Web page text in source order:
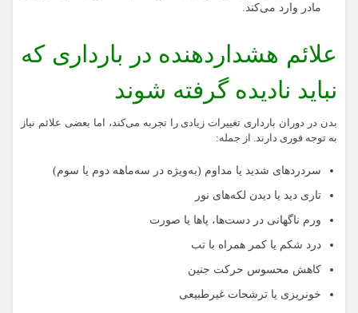
مادر وارد می‌کند.
علائم هشداردهنده در بارداری که
نباید نادیده گرفته شوند
بدن در دوران بارداری تغییرات زیادی را تجربه می‌کند، اما بعضی علائم نیاز
به توجه فوری دارند. از جمله:
سردردهای شدید یا مداوم (به‌ویژه در سه‌ماهه دوم یا سوم)
تاری دید یا دیدن لکه‌های نور
ورم ناگهانی در دست‌ها، پاها یا صورت
درد شکم یا کمر همراه با تب
کاهش محسوس حرکت جنین
خونریزی یا ترشحات غیرطبیعی